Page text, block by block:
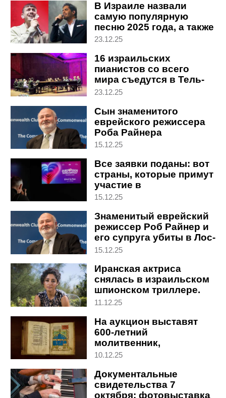
В Израиле назвали
самую популярную
песню 2025 года, а также
лучших исполнителей
23.12.25
16 израильских
пианистов со всего
мира съедутся в Тель-
Авив для концерта на 8
23.12.25
Сын знаменитого
еврейского режиссера
Роба Райнера
подозревается в
15.12.25
Все заявки поданы: вот
страны, которые примут
участие в
Евровидении-2026
15.12.25
Знаменитый еврейский
режиссер Роб Райнер и
его супруга убиты в Лос-
Анджелесе
15.12.25
Иранская актриса
снялась в израильском
шпионском триллере.
Интервью с изгнанницей
11.12.25
На аукцион выставят
600-летний
молитвенник,
отобранный нацистами
10.12.25
Документальные
свидетельства 7
октября: фотовыставка